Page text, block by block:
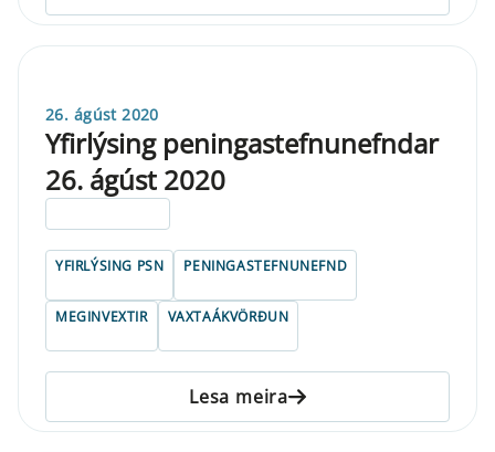
26. ágúst 2020
Yfirlýsing peningastefnunefndar
26. ágúst 2020
YFIRLÝSING PSN PENINGASTEFNUNEFND
MEGINVEXTIR VAXTAÁKVÖRÐUN
Lesa meira